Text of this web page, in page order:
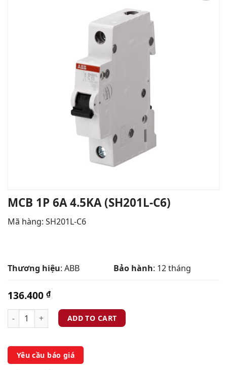
MCB 1P 6A 4.5KA (SH201L-C6)
Mã hàng: SH201L-C6
Thương hiệu: ABB Bảo hành: 12 tháng
136.400 ₫
ADD TO CART
Yêu cầu báo giá